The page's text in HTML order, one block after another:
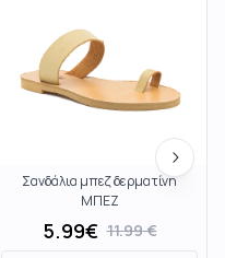
Σανδάλια μπεζ δερματίνη
ΜΠΕΖ
5.99€ 11.99€